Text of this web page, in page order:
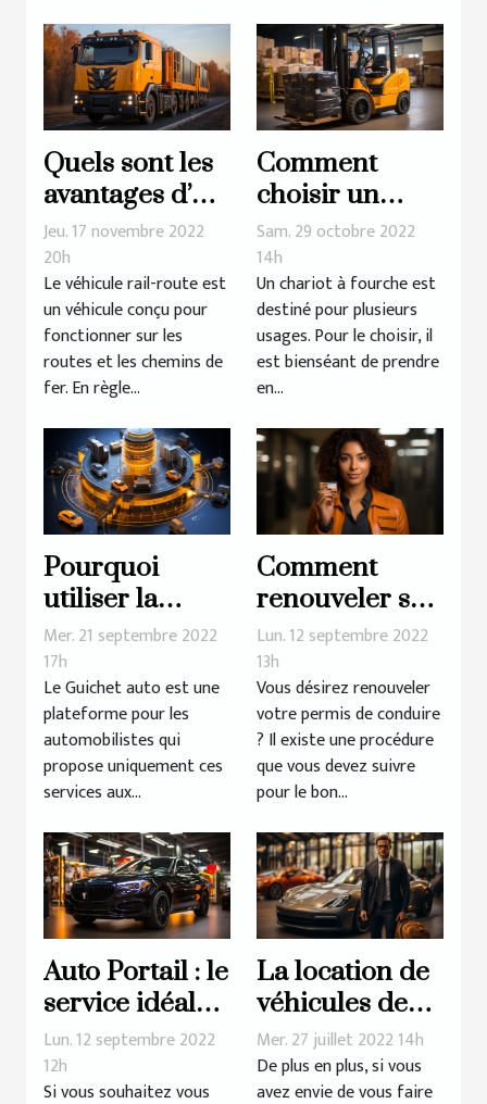
Quels sont les
avantages d’un
véhicule rail-
route ?
Jeu. 17 novembre 2022
20h
Le véhicule rail-route est
un véhicule conçu pour
fonctionner sur les
routes et les chemins de
fer. En règle...
Comment
choisir un
chariot à
fourche ?
Sam. 29 octobre 2022
14h
Un chariot à fourche est
destiné pour plusieurs
usages. Pour le choisir, il
est bienséant de prendre
en...
Pourquoi
utiliser la
plateforme
guichet auto ?
Mer. 21 septembre 2022
17h
Le Guichet auto est une
plateforme pour les
automobilistes qui
propose uniquement ces
services aux...
Comment
renouveler son
permis de
conduire ?
Lun. 12 septembre 2022
13h
Vous désirez renouveler
votre permis de conduire
? Il existe une procédure
que vous devez suivre
pour le bon...
Auto Portail : le
service idéal
pour tout
automobiliste
Lun. 12 septembre 2022
12h
Si vous souhaitez vous
La location de
véhicules de
luxe : comment
ça se passe ?
Mer. 27 juillet 2022 14h
De plus en plus, si vous
avez envie de vous faire